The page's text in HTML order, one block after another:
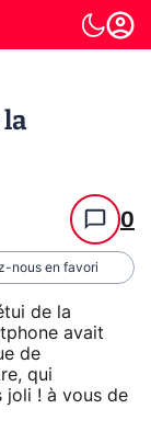
0
nous en favori
de la
avait
de
qui
joli ! à vous de